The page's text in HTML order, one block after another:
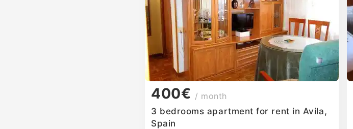
400€ / month
3 bedrooms apartment for rent in Avila,
Spain